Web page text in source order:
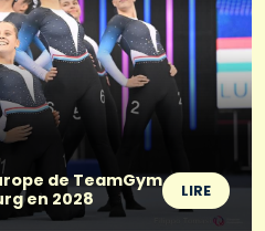
de TeamGym
en 2028
LIRE